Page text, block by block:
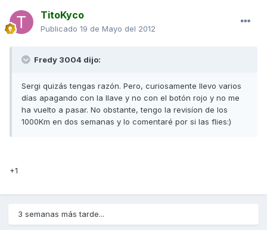
TitoKyco
Publicado 19 de Mayo del 2012
Fredy 3004 dijo:
Sergi quizás tengas razón. Pero, curiosamente llevo varios
días apagando con la llave y no con el botón rojo y no me
ha vuelto a pasar. No obstante, tengo la revisíon de los
1000Km en dos semanas y lo comentaré por si las flies:)
+1
3 semanas más tarde...